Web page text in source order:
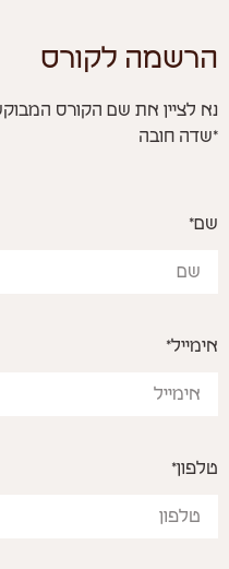
הרשמה לקורס
נא לציין את שם הקורס המבוקש
*שדה חובה
שם*
אימייל*
טלפון*